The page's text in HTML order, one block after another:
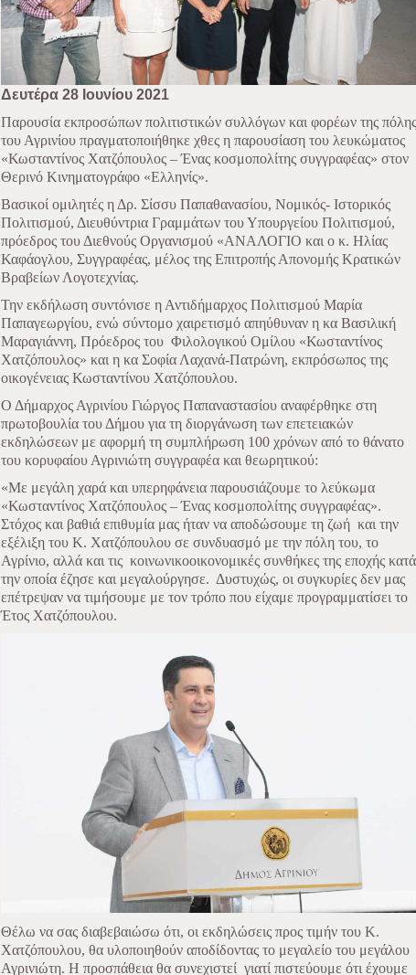
Δευτέρα 28 Ιουνίου 2021
Παρουσία εκπροσώπων πολιτιστικών συλλόγων και φορέων της πόλης
του Αγρινίου πραγματοποιήθηκε χθες η παρουσίαση του λευκώματος
«Κωσταντίνος Χατζόπουλος – Ένας κοσμοπολίτης συγγραφέας» στον
Θερινό Κινηματογράφο «Ελληνίς».
Βασικοί ομιλητές η Δρ. Σίσσυ Παπαθανασίου, Νομικός- Ιστορικός
Πολιτισμού, Διευθύντρια Γραμμάτων του Υπουργείου Πολιτισμού,
πρόεδρος του Διεθνούς Οργανισμού «ΑΝΑΛΟΓΙΟ και ο κ. Ηλίας
Καφάογλου, Συγγραφέας, μέλος της Επιτροπής Απονομής Κρατικών
Βραβείων Λογοτεχνίας.
Την εκδήλωση συντόνισε η Αντιδήμαρχος Πολιτισμού Μαρία
Παπαγεωργίου, ενώ σύντομο χαιρετισμό απηύθυναν η κα Βασιλική
Μαραγιάννη, Πρόεδρος του Φιλολογικού Ομίλου «Κωσταντίνος
Χατζόπουλος» και η κα Σοφία Λαχανά-Πατρώνη, εκπρόσωπος της
οικογένειας Κωσταντίνου Χατζόπουλου.
Ο Δήμαρχος Αγρινίου Γιώργος Παπαναστασίου αναφέρθηκε στη
πρωτοβουλία του Δήμου για τη διοργάνωση των επετειακών
εκδηλώσεων με αφορμή τη συμπλήρωση 100 χρόνων από το θάνατο
του κορυφαίου Αγρινιώτη συγγραφέα και θεωρητικού:
«Με μεγάλη χαρά και υπερηφάνεια παρουσιάζουμε το λεύκωμα
«Κωσταντίνος Χατζόπουλος – Ένας κοσμοπολίτης συγγραφέας».
Στόχος και βαθιά επιθυμία μας ήταν να αποδώσουμε τη ζωή και την
εξέλιξη του Κ. Χατζόπουλου σε συνδυασμό με την πόλη του, το
Αγρίνιο, αλλά και τις κοινωνικοοικονομικές συνθήκες της εποχής κατά
την οποία έζησε και μεγαλούργησε. Δυστυχώς, οι συγκυρίες δεν μας
επέτρεψαν να τιμήσουμε με τον τρόπο που είχαμε προγραμματίσει το
Έτος Χατζόπουλου.
Θέλω να σας διαβεβαιώσω ότι, οι εκδηλώσεις προς τιμήν του Κ.
Χατζόπουλου, θα υλοποιηθούν αποδίδοντας το μεγαλείο του μεγάλου
Αγρινιώτη. Η προσπάθεια θα συνεχιστεί γιατί πιστεύουμε ότι έχουμε